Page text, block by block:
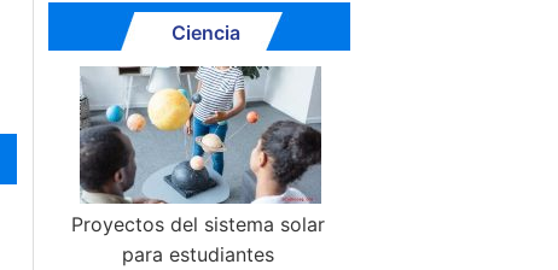
Ciencia
Proyectos del sistema solar
para estudiantes